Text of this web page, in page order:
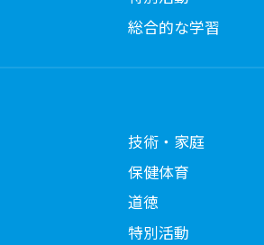
総合的な学習
技術・家庭
保健体育
道徳
特別活動